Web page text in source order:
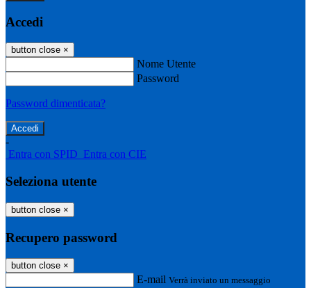
Accedi
button close ×
Nome Utente
Password
Password dimenticata?
-
Entra con SPID Entra con CIE
Seleziona utente
button close ×
Recupero password
button close ×
E-mail Verrà inviato un messaggio